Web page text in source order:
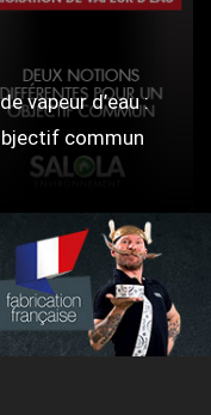
vapeur d’eau :
commun